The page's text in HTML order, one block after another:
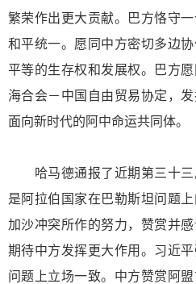
繁荣作出更大贡献。巴方恪守
和平统一。愿同中方密切多边
平等的生存权和发展权。巴方
海合会－中国自由贸易协定，
面向新时代的阿中命运共同体。
哈马德通报了近期第三十三
是阿拉伯国家在巴勒斯坦问题
加沙冲突所作的努力，赞赏并
期待中方发挥更大作用。习近
问题上立场一致。中方赞赏阿